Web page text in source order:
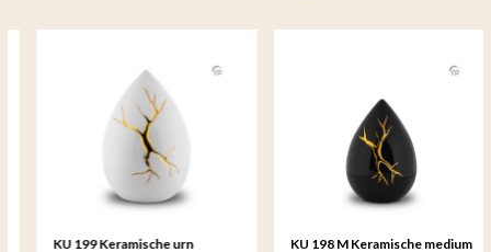
KU 199 Keramische urn
KU 198 M Keramische medium